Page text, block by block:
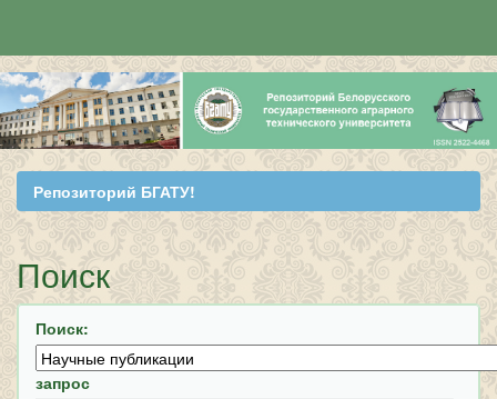
Skip
navigation
Репозиторий БГАТУ!
Поиск
Поиск:
запрос